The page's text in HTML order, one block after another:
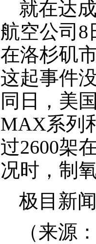
就在达
航空公司8
在洛杉矶
这起事件
同日，美
MAX系列
过2600架
况时，制
极目新
（来源